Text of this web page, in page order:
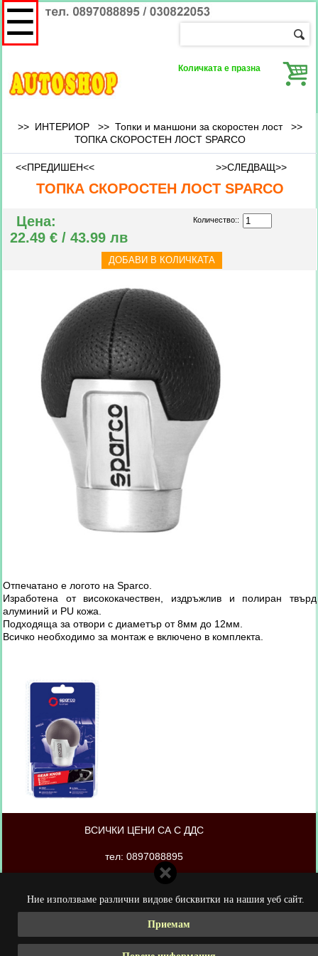
Ние използваме различни видове бисквитки на нашия уеб сайт.
Приемам
Количката е празна
☰
>> ИНТЕРИОР >> Топки и маншони за скоростен лост>>
ТОПКА СКОРОСТЕН ЛОСТ SPARCO
<<ПРЕДИШЕН<< >>СЛЕДВАЩ>>
ТОПКА СКОРОСТЕН ЛОСТ SPARCO
Цена:
22.49 € / 43.99 лв
Количество::
Отпечатано е логото на Sparco.
Изработена от висококачествен, издръжлив и полиран твърд
алуминий и PU кожа.
Подходяща за отвори с диаметър от 8мм до 12мм.
Всичко необходимо за монтаж е включено в комплекта.
ВСИЧКИ ЦЕНИ СА С ДДС
тел: 0897088895